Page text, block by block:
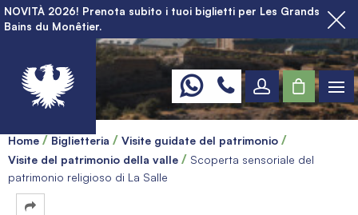
NOVITÀ 2026! Prenota subito i tuoi biglietti per Les Grands
Bains du Monêtier.
Home Biglietteria
Visite guidate del patrimonio
Visite del patrimonio della valle
Scoperta sensoriale del
patrimonio religioso di La Salle